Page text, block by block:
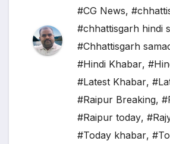
#CG News,
#chhattisgarh hindi
#Chhattisgarh
#Hindi Khabar,
#Latest Khabar,
#Raipur Breaking,
#Raipur today,
#Today khabar,